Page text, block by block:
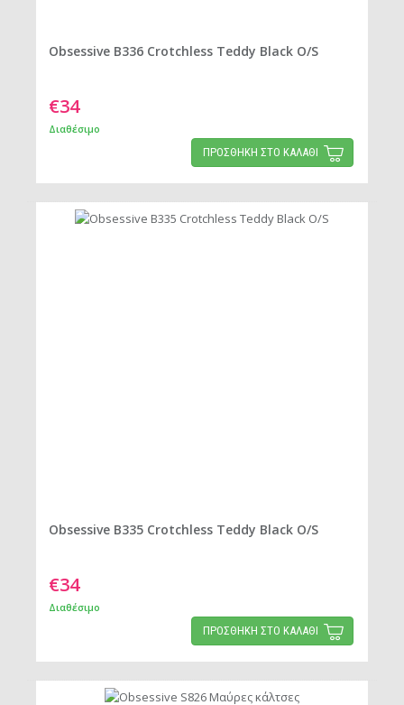
Obsessive B336 Crotchless Teddy Black O/S
€34
Διαθέσιμο
ΠΡΟΣΘΗΚΗ ΣΤΟ ΚΑΛΑΘΙ
Obsessive B335 Crotchless Teddy Black O/S
€34
Διαθέσιμο
ΠΡΟΣΘΗΚΗ ΣΤΟ ΚΑΛΑΘΙ